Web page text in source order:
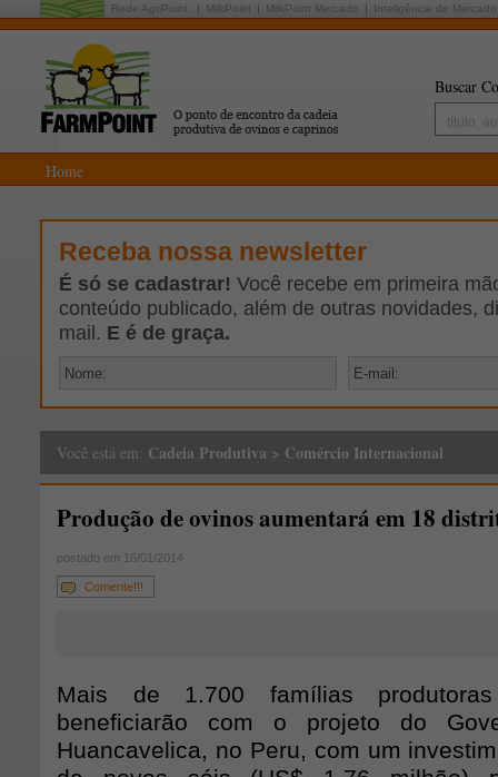
Rede AgriPoint: MilkPoint MilkPoint Mercado Inteligência de Mercado
Buscar
Home
Receba nossa newsletter
É só se cadastrar! Você recebe em primeira
conteúdo publicado, além de outras novidades,
mail. E é de graça.
Você está em: Cadeia Produtiva > Comércio Internacional
Produção de ovinos aumentará em 18
postado em 16/01/2014
Comente!!!
Mais de 1.700 famílias
beneficiarão com o projeto do
Huancavelica, no Peru, com um